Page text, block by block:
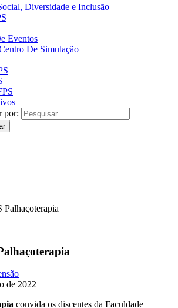
Diversidade e Inclusão
Eventos
De Simulação
por:
de 2022
convida os discentes da Faculdade